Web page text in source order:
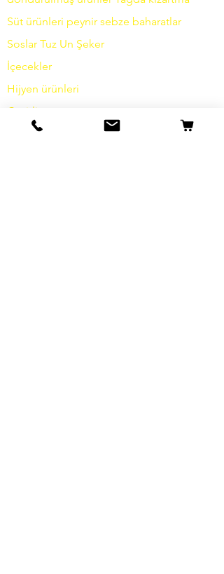
Süt ürünleri peynir sebze baharatlar
Soslar Tuz Un Şeker
İçecekler
Hijyen ürünleri
Çeşitli